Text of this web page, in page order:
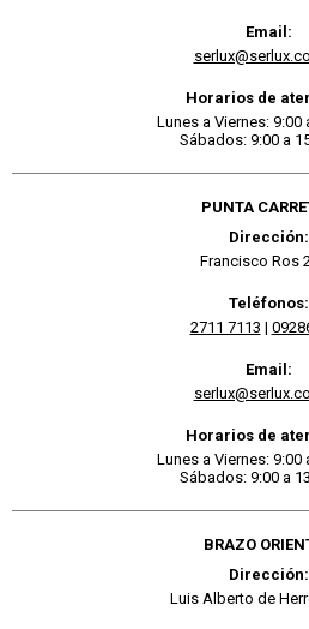
Email:
Horarios de
Lunes a Viernes: 9:00
Sábados: 9:00 a
PUNTA
Dirección:
Francisco Ros
Teléfonos:
2711 7113 |
Email:
Horarios de
Lunes a Viernes: 9:00
Sábados: 9:00 a
BRAZO
Dirección:
Luis Alberto de